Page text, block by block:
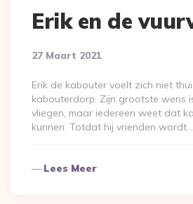
Erik en de
27 Maart 2021
Erik de kabouter voelt zich niet
kabouterdorp. Zijn grootste wens
vliegen, maar iedereen weet dat
kunnen. Totdat hij vrienden wordt…
Lees Meer